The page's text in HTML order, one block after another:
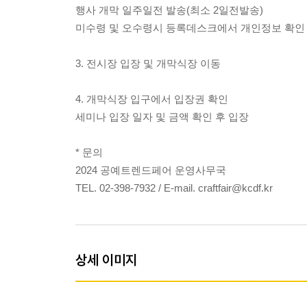
행사 개막 일주일전 발송(최소 2일전발송)
미수령 및 오수령시 등록데스크에서 개인정보 확
3. 전시장 입장 및 개막식장 이동
4. 개막식장 입구에서 입장권 확인
세미나 입장 일자 및 금액 확인 후 입장
* 문의
2024 공예트렌드페어 운영사무국
TEL. 02-398-7932 / E-mail. craftfair@kcdf.kr
상세 이미지